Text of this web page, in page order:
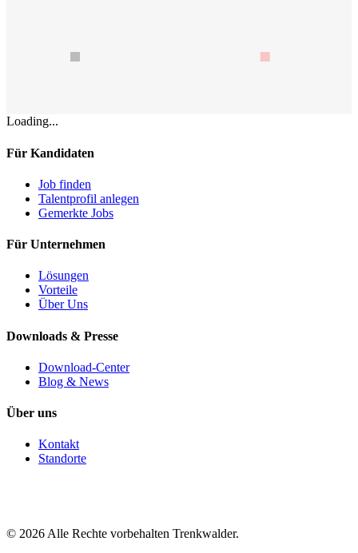
Loading...
Für Kandidaten
Job finden
Talentprofil anlegen
Gemerkte Jobs
Für Unternehmen
Lösungen
Vorteile
Über Uns
Downloads & Presse
Download-Center
Blog & News
Über uns
Kontakt
Standorte
© 2026 Alle Rechte vorbehalten Trenkwalder.